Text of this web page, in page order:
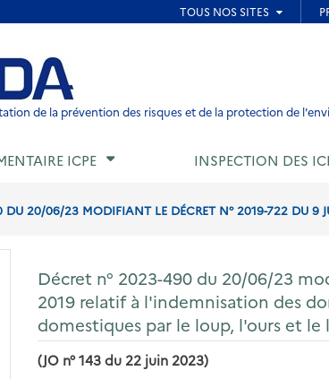
de page
de la prévention des risques et de la protection de
ICPE INSPECTION DES
DU 20/06/23 MODIFIANT LE DÉCRET N° 2019-722 DU 9
Décret n° 2023-490 du 20/06/23
2019 relatif à l'indemnisation des
domestiques par le loup, l'ours et le
(JO n° 143 du 22 juin 2023)